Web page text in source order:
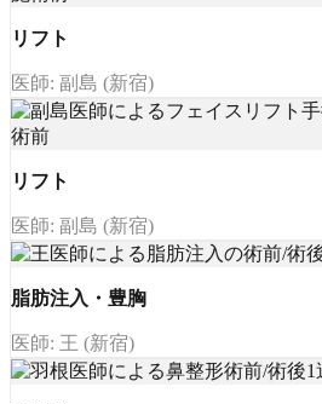
リフト
医師: 副島 (新宿)
リフト
医師: 副島 (新宿)
脂肪注入・豊胸
医師: 王 (新宿)